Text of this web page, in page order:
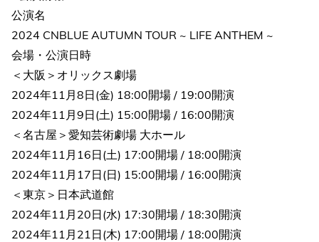
公演名
2024 CNBLUE AUTUMN TOUR ~ LIFE ANTHEM ~
会場・公演日時
＜大阪＞オリックス劇場
2024年11月8日(金) 18:00開場 / 19:00開演
2024年11月9日(土) 15:00開場 / 16:00開演
＜名古屋＞愛知芸術劇場 大ホール
2024年11月16日(土) 17:00開場 / 18:00開演
2024年11月17日(日) 15:00開場 / 16:00開演
＜東京＞日本武道館
2024年11月20日(水) 17:30開場 / 18:30開演
2024年11月21日(木) 17:00開場 / 18:00開演